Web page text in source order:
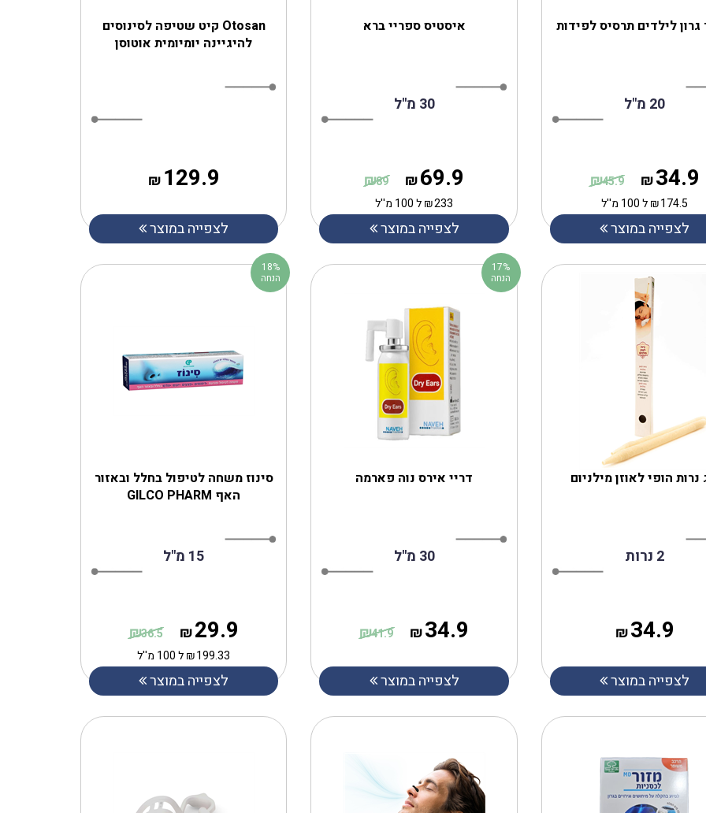
Otosan קיט שטיפה לסינוסים
להיגיינה יומיומית אוטוסן
129.9
₪
לצפייה במוצר
איסטיס ספריי ברא
30 מ''ל
69.9
₪
89
₪
233
₪ל 100 מ''ל
לצפייה במוצר
לילדים תרסיס לפידות
20 מ"ל
34.9
₪
45.9
₪
174.5
₪ל 100 מ''ל
לצפייה במוצר
סינוז משחה לטיפול בחלל ובאזור
האף GILCO PHARM
15 מ"ל
29.9
₪
36.5
₪
199.33
₪ל 100 מ''ל
לצפייה במוצר
18%
הנחה
דריי אירס נוה פארמה
30 מ''ל
34.9
₪
41.9
₪
לצפייה במוצר
17%
הנחה
נרות הופי לאוזן מילניום
2 נרות
34.9
₪
לצפייה במוצר